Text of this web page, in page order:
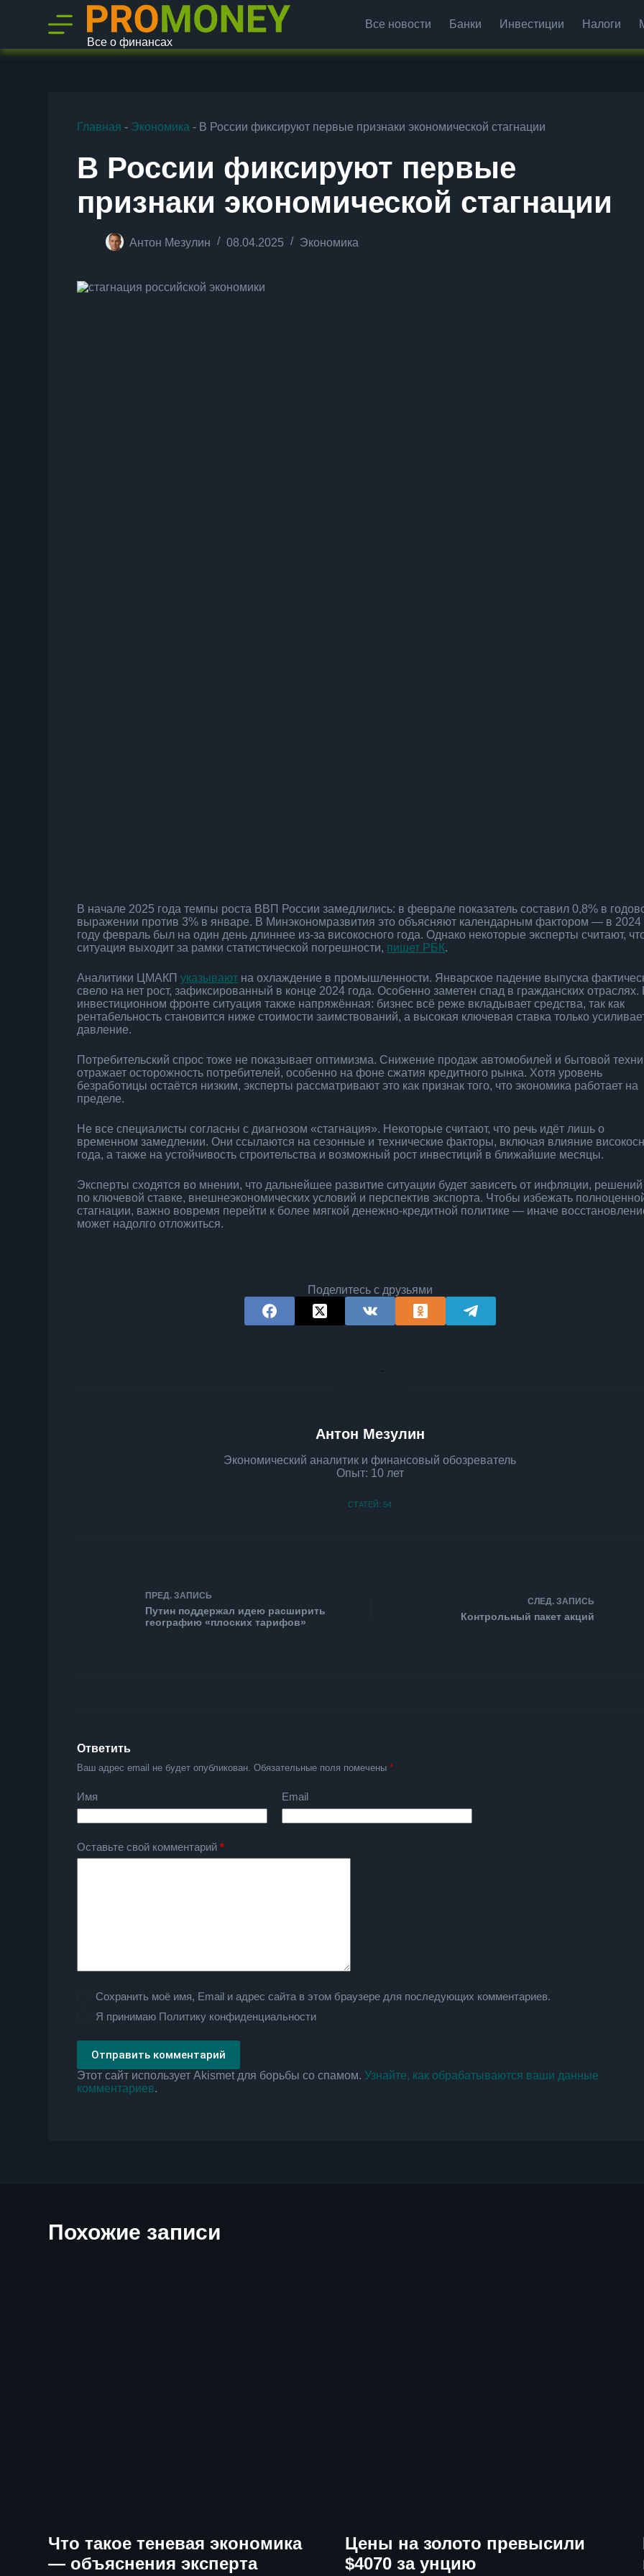
е
Все о финансах
Все новости Банки Инвестиции Налоги
Главная - Экономика - В России фиксируют первые признаки экономической стагнации
В России фиксируют первые
признаки экономической стагнации
Антон Мезулин 08.04.2025 Экономика
В начале 2025 года темпы роста ВВП России замедлились: в феврале показатель составил 0,8% в
выражении против 3% в январе. В Минэкономразвития это объясняют календарным фактором — в 2024
году февраль был на один день длиннее из-за високосного года. Однако некоторые эксперты считают,
ситуация выходит за рамки статистической погрешности, пишет РБК.
Аналитики ЦМАКПуказывают на охлаждение в промышленности. Январское падение выпуска
свело на нет рост, зафиксированный в конце 2024 года. Особенно заметен спад в гражданских отраслях.
инвестиционном фронте ситуация также напряжённая: бизнес всё реже вкладывает средства, так как
рентабельность становится ниже стоимости заимствований, а высокая ключевая ставка только
давление.
Потребительский спрос тоже не показывает оптимизма. Снижение продаж автомобилей и бытовой
отражает осторожность потребителей, особенно на фоне сжатия кредитного рынка. Хотя уровень
безработицы остаётся низким, эксперты рассматривают это как признак того, что экономика работает на
пределе.
Не все специалисты согласны с диагнозом «стагнация». Некоторые считают, что речь идёт лишь о
временном замедлении. Они ссылаются на сезонные и технические факторы, включая влияние
года, а также на устойчивость строительства и возможный рост инвестиций в ближайшие месяцы.
Эксперты сходятся во мнении, что дальнейшее развитие ситуации будет зависеть от инфляции,
по ключевой ставке, внешнеэкономических условий и перспектив экспорта. Чтобы избежать
стагнации, важно вовремя перейти к более мягкой денежно-кредитной политике — иначе
может надолго отложиться.
Поделитесь с друзьями
Антон Мезулин
Экономический аналитик и финансовый обозреватель
Опыт: 10 лет
СТАТЕЙ: 54
ПРЕД.ЗАПИСЬ
Путин поддержал идею расширить
географию «плоских тарифов»
СЛЕД.ЗАПИСЬ
Контрольный пакет акций
Ответить
Ваш адрес email не будет опубликован. Обязательные поля помечены*
Имя Email
Оставьте свой комментарий *
Сохранить моё имя, Email и адрес сайта в этом браузере для последующих комментариев.
Я принимаю Политику конфиденциальности
Отправить комментарий
Этот сайт использует Akismet для борьбы со спамом. Узнайте, как обрабатываются ваши данные
комментариев.
Похожие записи
Что такое теневая экономика
— объяснения эксперта
Цены на золото превысили
$4070 за унцию